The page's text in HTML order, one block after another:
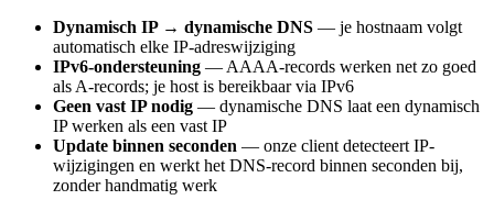
Dynamisch IP → dynamische DNS — je hostnaam volgt
automatisch elke IP-adreswijziging
IPv6-ondersteuning — AAAA-records werken net zo goed
als A-records; je host is bereikbaar via IPv6
Geen vast IP nodig — dynamische DNS laat een dynamisch
IP werken als een vast IP
Update binnen seconden — onze client detecteert IP-
wijzigingen en werkt het DNS-record binnen seconden bij,
zonder handmatig werk